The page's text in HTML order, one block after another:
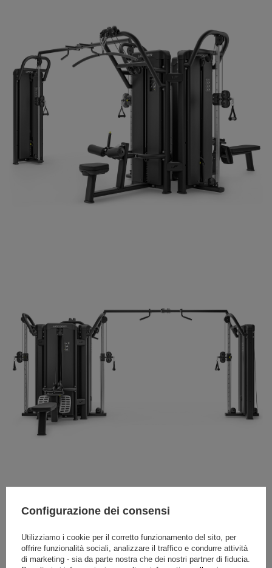
Carrucola a cavo superiore UR-U018-UpForm
Il lat pull-down UR-U018 è un'aggiunta imbattibile
all'attrezzatura della palestra o del fitness club e
consente di allenare i muscoli della schiena. L'uso di due
Configurazione dei consensi
Utilizziamo i cookie per il corretto funzionamento del sito, per
offrire funzionalità sociali, analizzare il traffico e condurre attività
di marketing - sia da parte nostra che dei nostri partner di fiducia.